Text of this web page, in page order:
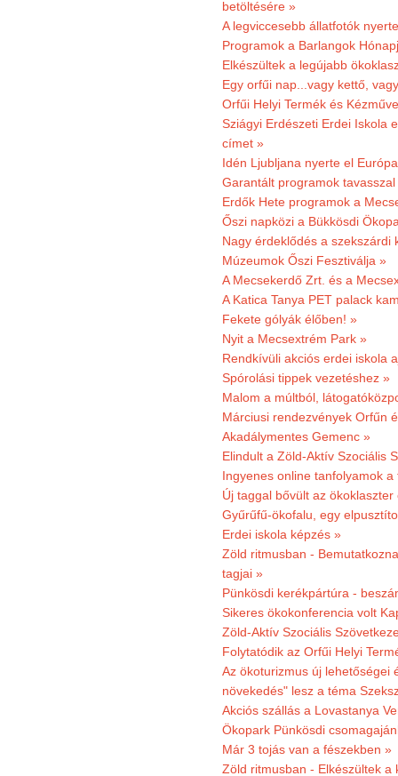
betöltésére »
A legviccesebb állatfotók
Programok a Barlangok
Elkészültek a legújabb
Egy orfűi nap...vagy kettő,
Orfűi Helyi Termék és
Sziágyi Erdészeti Erdei Iskola
címet »
Idén Ljubljana nyerte el
Garantált programok tavasszal
Erdők Hete programok a
Őszi napközi a Bükkösdi
Nagy érdeklődés a szekszárdi
Múzeumok Őszi Fesztiválja »
A Mecsekerdő Zrt. és a
A Katica Tanya PET palack
Fekete gólyák élőben! »
Nyit a Mecsextrém Park »
Rendkívüli akciós erdei iskola
Spórolási tippek vezetéshez »
Malom a múltból,
Márciusi rendezvények Orfűn
Akadálymentes Gemenc »
Elindult a Zöld-Aktív Szociális
Ingyenes online tanfolyamok
Új taggal bővült az ökoklaszter
Gyűrűfű-ökofalu, egy
Erdei iskola képzés »
Zöld ritmusban -
tagjai »
Pünkösdi kerékpártúra -
Sikeres ökokonferencia volt
Zöld-Aktív Szociális
Folytatódik az Orfűi Helyi
Az ökoturizmus új lehetőségei
növekedés" lesz a téma
Akciós szállás a Lovastanya
Ökopark Pünkösdi
Már 3 tojás van a fészekben »
Zöld ritmusban - Elkészültek